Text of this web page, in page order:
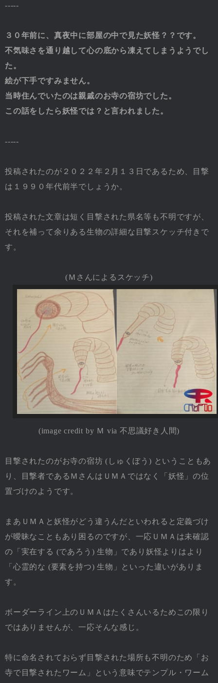
-----
３０年前に、真夜中に部屋の中で見た妖怪？？です。
不気味さを通り越して心の底から凍えてしまうようでし
た。
絵が下手ですみません。
当時住んでいたのは親戚のお寺の宿坊でした。
この話をしたら妖怪では？と言われました。
-----
投稿されたのが２０２２年２月１３日であるため、目撃
は１９９０年代前半でしょうか。
投稿された文章は短く目撃された県名等も不明ですが、
それを補って余りある生物の詳細な目撃スケッチ付きで
す。
(Ｍさんによるスケッチ)
(image credit by Ｍ via 不思議好き人間)
目撃されたのがお寺の宿坊 (しゅくぼう) ということもあ
り、目撃者であるＭさんはＵＭＡではなく「妖怪」の位
置づけのようです。
まあＵＭＡと妖怪がどう違うんだといわれると定義づけ
が曖昧なこともあり困るのですが、一応ＵＭＡは未確認
の「実在する (であろう) 生物」であり妖怪よりはより
「心霊的な (要素を持つ) 生物」といった違いがありま
す。
ボーダーライン上のＵＭＡはたくさんいるためこの限り
ではありませんが、一応そんな感じ。
特に命名されておらず目撃された場所も不明のため「お
寺で目撃されたワーム」という意味でテンプル・ワーム